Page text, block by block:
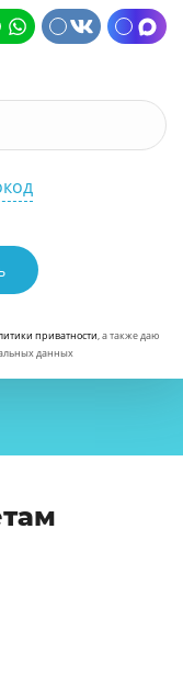
приватности, а также даю
данных